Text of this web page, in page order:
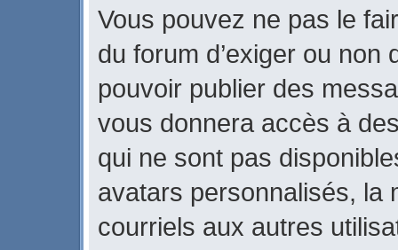
Vous pouvez ne pas le
du forum d’exiger ou
pouvoir publier des
vous donnera accès à
qui ne sont pas
avatars personnalisés, la
courriels aux autres